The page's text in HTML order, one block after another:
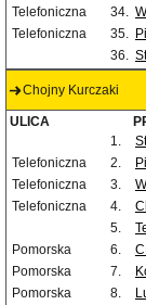
Telefoniczna
34.
Telefoniczna
35.
36.
Chojny Kurczaki
ULICA
1.
Telefoniczna
2.
Telefoniczna
3.
Telefoniczna
4.
5.
Pomorska
6.
Pomorska
7.
Pomorska
8.